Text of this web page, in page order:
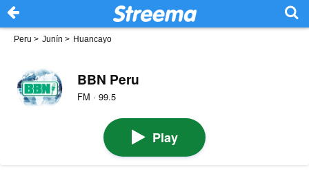
Peru > Junín > Huancayo
BBN Peru
FM · 99.5
Play